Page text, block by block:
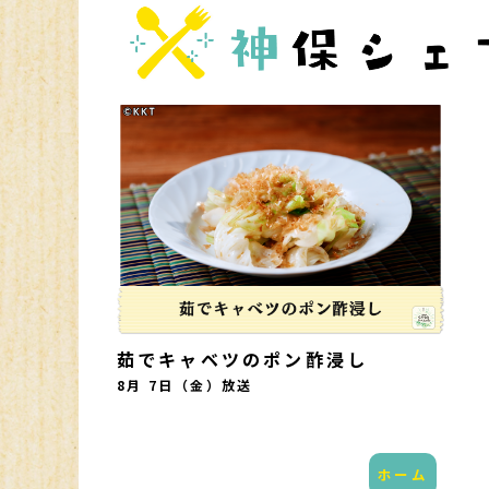
茹でキャベツのポン酢浸し
8月 7日（金） 放送
ホーム